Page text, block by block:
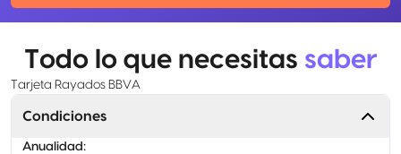
Todo lo que necesitas saber
Tarjeta Rayados BBVA
Condiciones
Anualidad: